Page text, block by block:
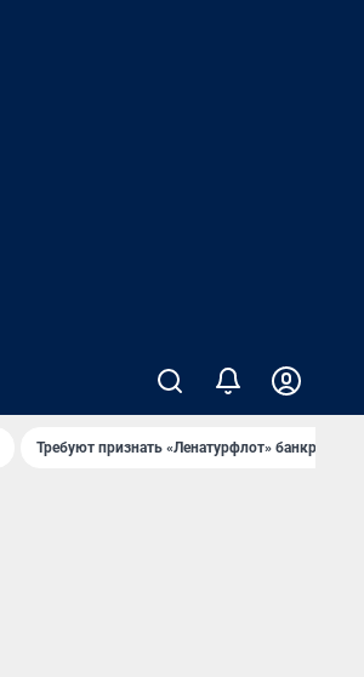
Требуют признать «Ленатурфлот» банкротом